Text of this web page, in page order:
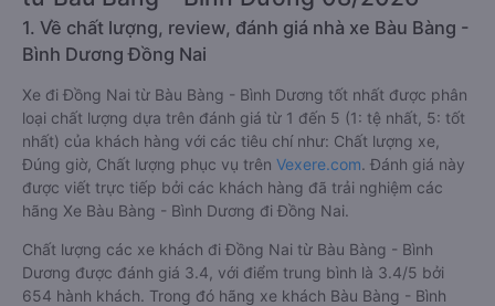
1. Về chất lượng, review, đánh giá nhà xe Bàu Bàng -
Bình Dương Đồng Nai
Xe đi Đồng Nai từ Bàu Bàng - Bình Dương tốt nhất được phân
loại chất lượng dựa trên đánh giá từ 1 đến 5 (1: tệ nhất, 5: tốt
nhất) của khách hàng với các tiêu chí như: Chất lượng xe,
Đúng giờ, Chất lượng phục vụ trên Vexere.com. Đánh giá này
được viết trực tiếp bởi các khách hàng đã trải nghiệm các
hãng Xe Bàu Bàng - Bình Dương đi Đồng Nai.
Chất lượng các xe khách đi Đồng Nai từ Bàu Bàng - Bình
Dương được đánh giá 3.4, với điểm trung bình là 3.4/5 bởi
654 hành khách. Trong đó hãng xe khách Bàu Bàng - Bình